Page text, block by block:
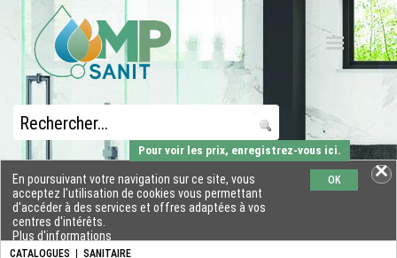
CATALOGUES SANITAIRE
En poursuivant votre navigation sur ce site, vous
acceptez l'utilisation de cookies vous permettant
d'accéder à des services et offres adaptées à vos
centres d'intérêts.
Plus d'informations
OK
Pour voir les prix, enregistrez-vous ici.